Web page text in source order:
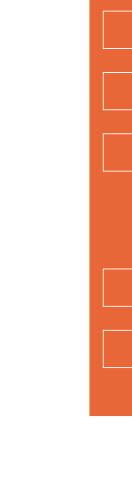
מתכון חדש לערוץ,